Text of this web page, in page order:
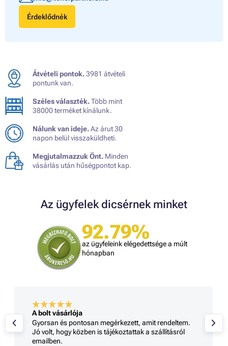
Érdeklődnék
Átvételi pontok.3981 átvételi
pontunk van.
Széles választék.Több mint
38000 terméket kínálunk.
Nálunk van ideje.Az árut 30
napon belül visszaküldheti.
Megjutalmazzuk Önt. Minden
vásárlás után hűségpontot kap.
Az ügyfelek dicsérnek minket
92.79%
az ügyfeleink elégedettsége a múlt
hónapban
A bolt vásárlója
Gyorsan és pontosan megérkezett, amit rendeltem.
Jó volt, hogy közben is tájékoztattak a szállításról
emailben.